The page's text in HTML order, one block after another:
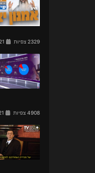
2329 צפיות
4908 צפיות